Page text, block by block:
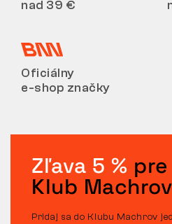
nad 39 €
Oficiálny
e-shop značky
Zľava 5 % pre
Klub Machrov
Pridaj sa do Klubu Machrov